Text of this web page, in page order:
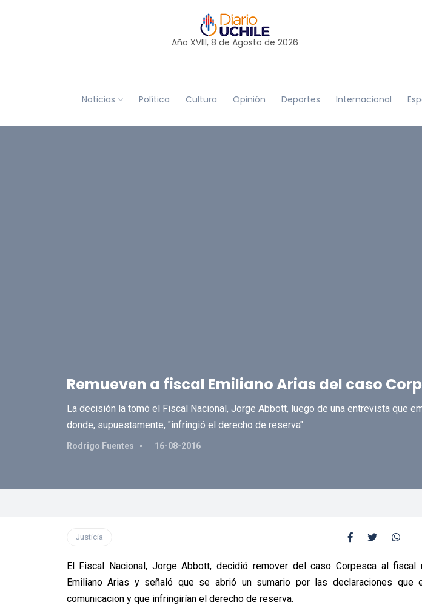
Año XVIII, 8 de Agosto de 2026
Noticias Política Cultura Opinión Deportes Internacional
Remueven a fiscal Emiliano Arias del caso
La decisión la tomó el Fiscal Nacional, Jorge Abbott, luego de una entrevista que
donde, supuestamente, "infringió el derecho de reserva".
Rodrigo Fuentes 16-08-2016
Justicia
El Fiscal Nacional, Jorge Abbott, decidió remover del caso Corpesca al fiscal
Emiliano Arias y señaló que se abrió un sumario por las declaraciones que
comunicacion y que infringirían el derecho de reserva.